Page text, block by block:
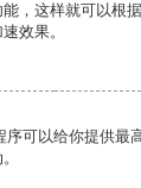
，这样就可以根
效果。
序可以给你提供最